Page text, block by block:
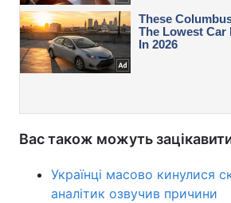
Вас також можуть
Українці масово кинулися
аналітик озвучив причини